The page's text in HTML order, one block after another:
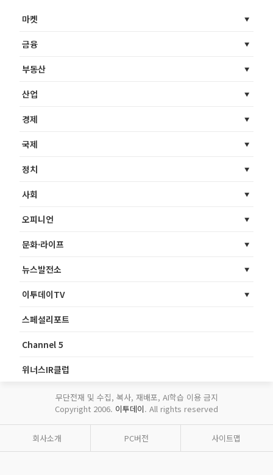
마켓
금융
부동산
산업
경제
국제
정치
사회
오피니언
문화·라이프
뉴스발전소
이투데이TV
스페셜리포트
Channel 5
위너스IR클럽
무단전재 및 수집, 복사, 재배포, AI학습 이용 금지
Copyright 2006. 이투데이. All rights reserved
회사소개 PC버전 사이트맵